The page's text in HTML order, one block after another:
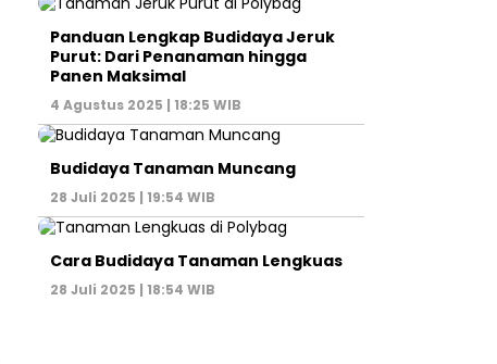
Panduan Lengkap Budidaya Jeruk
Purut: Dari Penanaman hingga
Panen Maksimal
4 Agustus 2025 | 18:25 WIB
Budidaya Tanaman Muncang
28 Juli 2025 | 19:54 WIB
Cara Budidaya Tanaman Lengkuas
28 Juli 2025 | 18:54 WIB